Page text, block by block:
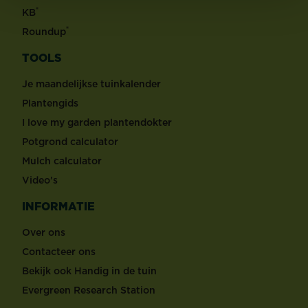
KB®
Roundup®
TOOLS
Je maandelijkse tuinkalender
Plantengids
I love my garden plantendokter
Potgrond calculator
Mulch calculator
Video's
INFORMATIE
Over ons
Contacteer ons
Bekijk ook Handig in de tuin
Evergreen Research Station